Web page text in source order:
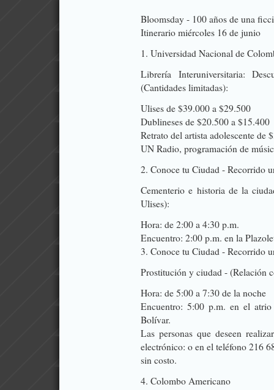
Bloomsday - 100 años de una
Itinerario miércoles 16 de junio
1. Universidad Nacional de
Librería Interuniversitaria:
(Cantidades limitadas):
Ulises de $39.000 a $29.500
Dublineses de $20.500 a $15.400
Retrato del artista adolescente
UN Radio, programación de
2. Conoce tu Ciudad - Recorrido
Cementerio e historia de la
Ulises):
Hora: de 2:00 a 4:30 p.m.
Encuentro: 2:00 p.m. en la
3. Conoce tu Ciudad - Recorrido
Prostitución y ciudad - (Relación
Hora: de 5:00 a 7:30 de la noche
Encuentro: 5:00 p.m. en el
Bolívar.
Las personas que deseen
electrónico: o en el teléfono 216
sin costo.
4. Colombo Americano